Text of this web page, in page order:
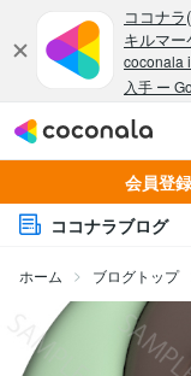
会員登
ココナラブログ
ホーム ブログトップ